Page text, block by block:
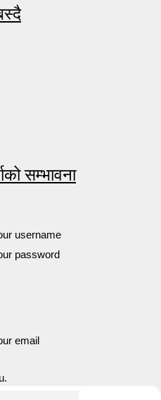
सम्भावना
username
password
email